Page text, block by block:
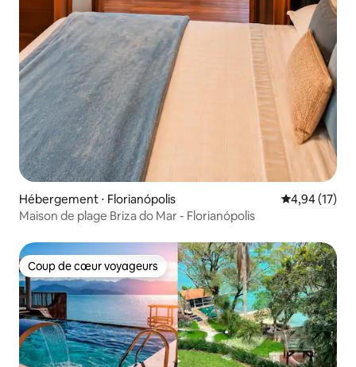
Hébergement ⋅ Florianópolis Évaluation
4,94 (17)
Maison de plage Briza do Mar - Florianópolis
Coup de cœur voyageurs
Coup de cœur voyageurs